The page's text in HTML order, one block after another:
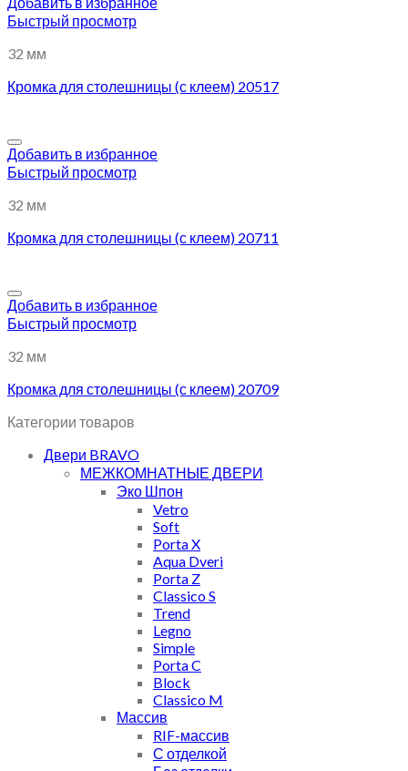
Быстрый просмотр
32 мм
Кромка для столешницы (с клеем) 20517
Добавить в избранное
Быстрый просмотр
32 мм
Кромка для столешницы (с клеем) 20711
Добавить в избранное
Быстрый просмотр
32 мм
Кромка для столешницы (с клеем) 20709
Категории товаров
Двери BRAVO
МЕЖКОМНАТНЫЕ ДВЕРИ
Эко Шпон
Vetro
Soft
Porta X
Aqua Dveri
Porta Z
Classico S
Trend
Legno
Simple
Porta C
Block
Classico M
Массив
RIF-массив
С отделкой